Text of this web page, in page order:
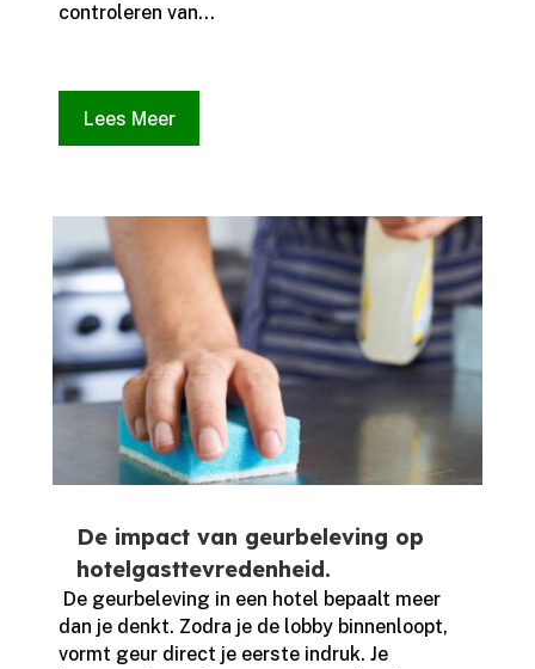
controleren van...
Lees Meer
De impact van geurbeleving op
hotelgasttevredenheid.
​ De geurbeleving in een hotel bepaalt meer
dan je denkt.​ Zodra je de lobby binnenloopt,
vormt geur direct je eerste indruk.​ Je